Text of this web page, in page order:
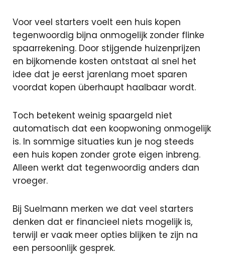
Voor veel starters voelt een huis kopen
tegenwoordig bijna onmogelijk zonder flinke
spaarrekening. Door stijgende huizenprijzen
en bijkomende kosten ontstaat al snel het
idee dat je eerst jarenlang moet sparen
voordat kopen überhaupt haalbaar wordt.
Toch betekent weinig spaargeld niet
automatisch dat een koopwoning onmogelijk
is. In sommige situaties kun je nog steeds
een huis kopen zonder grote eigen inbreng.
Alleen werkt dat tegenwoordig anders dan
vroeger.
Bij Suelmann merken we dat veel starters
denken dat er financieel niets mogelijk is,
terwijl er vaak meer opties blijken te zijn na
een persoonlijk gesprek.
Hypotheken
Hypotheek
oversluiten
Actuele
rente
Hoeveel
hypotheek
Annuiteiten
hypotheek
Aflossingsvrije
Verzekeringen